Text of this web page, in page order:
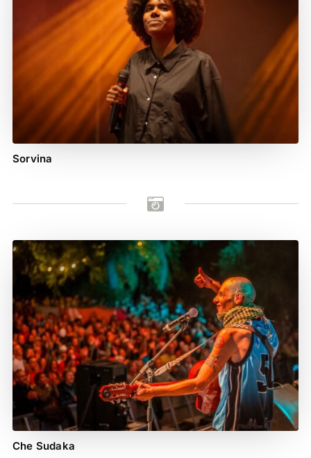
Sorvina

Che Sudaka